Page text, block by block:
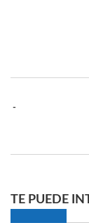
-
TE PUEDE